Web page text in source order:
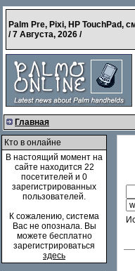
Palm Pre, Pixi, HP TouchPad,
/7 Августа, 2026 /
Главная
Кто в онлайне
В настоящий момент на
сайте находится 22
посетителей и 0
зарегистрированных
пользователей.
К сожалению, система
Вас не опознала. Вы
можете бесплатно
зарегистрироваться
здесь